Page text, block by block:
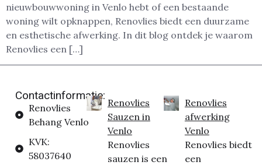
nieuwbouwwoning in Venlo hebt of een bestaande
woning wilt opknappen, Renovlies biedt een duurzame
en esthetische afwerking. In dit blog ontdek je waarom
Renovlies een […]
Contactinformatie:
Renovlies
Behang Venlo
KVK:
58037640
Renovlies
Sauzen in
Venlo
Renovlies
sauzen is een
Renovlies
afwerking
Venlo
Renovlies biedt
een